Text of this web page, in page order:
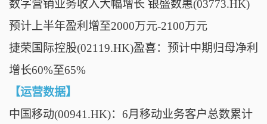
数字营销业务收入大幅增长 银盛数惠(03773.HK)
预计上半年盈利增至2000万元-2100万元
捷荣国际控股(02119.HK)盈喜：预计中期归母净利
增长60%至65%
【运营数据】
中国移动(00941.HK)：6月移动业务客户总数累计